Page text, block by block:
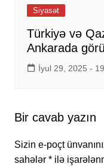
Siyasət
Türkiyə və
Ankarada
İyul 29, 2025 -
Bir cavab yazın
Sizin e-poçt
sahələr *ilə